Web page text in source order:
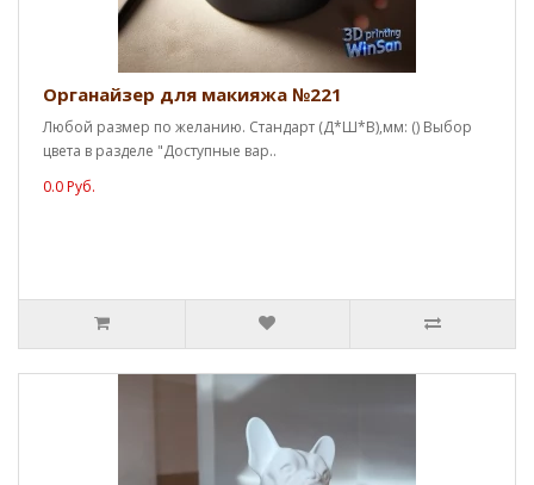
Органайзер для макияжа №221
Любой размер по желанию. Стандарт (Д*Ш*В),мм: () Выбор
цвета в разделе "Доступные вар..
0.0 Руб.